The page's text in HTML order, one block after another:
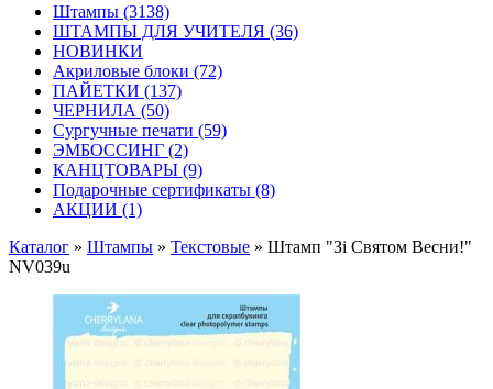
Штампы (3138)
ШТАМПЫ ДЛЯ УЧИТЕЛЯ (36)
НОВИНКИ
Акриловые блоки (72)
ПАЙЕТКИ (137)
ЧЕРНИЛА (50)
Сургучные печати (59)
ЭМБОССИНГ (2)
КАНЦТОВАРЫ (9)
Подарочные сертификаты (8)
АКЦИИ (1)
Каталог » Штампы » Текстовые » Штамп "Зі Святом Весни!"
NV039u